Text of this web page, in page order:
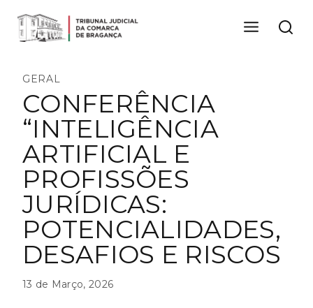
content
GERAL
CONFERÊNCIA
“INTELIGÊNCIA
ARTIFICIAL E
PROFISSÕES
JURÍDICAS:
POTENCIALIDADES,
DESAFIOS E RISCOS
13 de Março, 2026